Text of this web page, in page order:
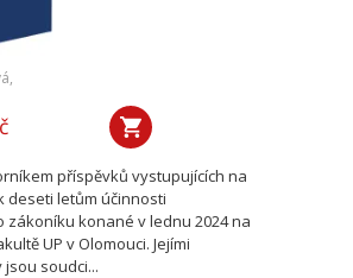
příspěvků vystupujících na
deseti letům účinnosti
zákoníku konané v lednu 2024 na
UP v Olomouci. Jejími
soudci...